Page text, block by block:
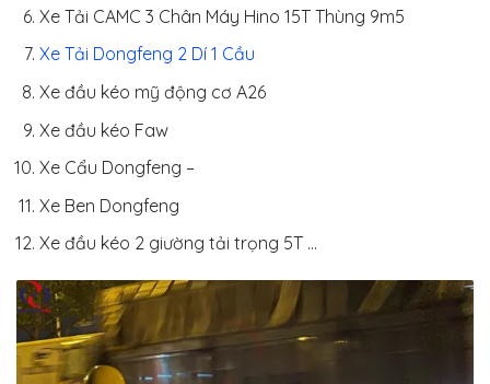
Xe Tải CAMC 3 Chân Máy Hino 15T Thùng 9m5
Xe Tải Dongfeng 2 Dí 1 Cầu
Xe đầu kéo mỹ động cơ A26
Xe đầu kéo Faw
Xe Cẩu Dongfeng –
Xe Ben Dongfeng
Xe đầu kéo 2 giường tải trọng 5T …